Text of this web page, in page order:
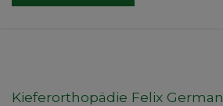
Kieferorthopädie Felix German